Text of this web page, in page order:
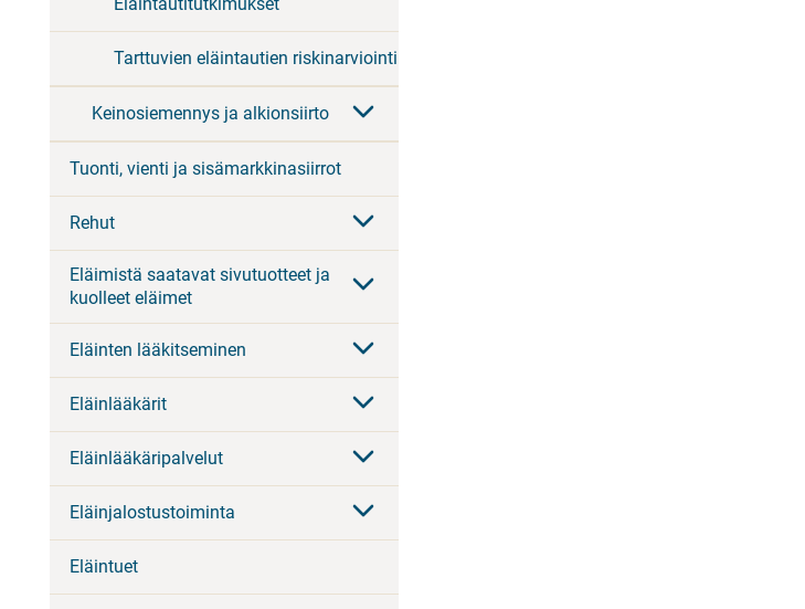
Tarttuvien eläintautien riskinarviointi
Keinosiemennys ja alkionsiirto
Tuonti, vienti ja sisämarkkinasiirrot
Rehut
Eläimistä saatavat sivutuotteet ja
kuolleet eläimet
Eläinten lääkitseminen
Eläinlääkärit
Eläinlääkäripalvelut
Eläinjalostustoiminta
Eläintuet